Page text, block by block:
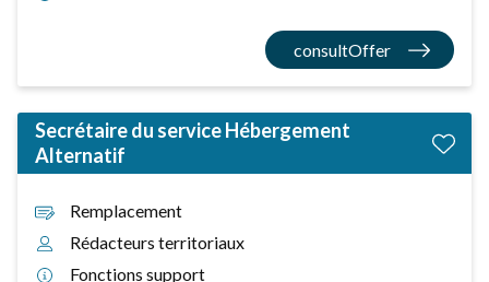
consultOffer
Secrétaire du service Hébergement
Alternatif
Remplacement
Rédacteurs territoriaux
Fonctions support